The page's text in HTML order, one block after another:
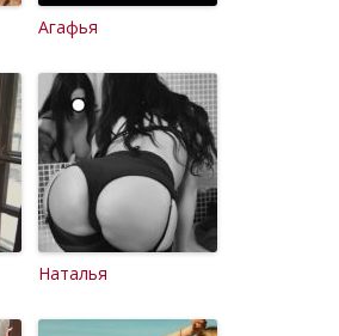
Агафья
Наталья